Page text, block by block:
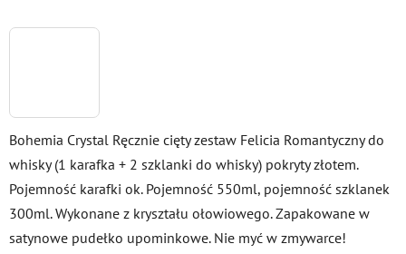
Bohemia Crystal Ręcznie cięty zestaw Felicia Romantyczny do
whisky (1 karafka + 2 szklanki do whisky) pokryty złotem.
Pojemność karafki ok. Pojemność 550ml, pojemność szklanek
300ml. Wykonane z kryształu ołowiowego. Zapakowane w
satynowe pudełko upominkowe. Nie myć w zmywarce!